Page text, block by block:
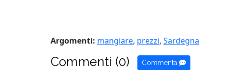
Argomenti: mangiare, prezzi, Sardegna
Commenti (0) Commenta